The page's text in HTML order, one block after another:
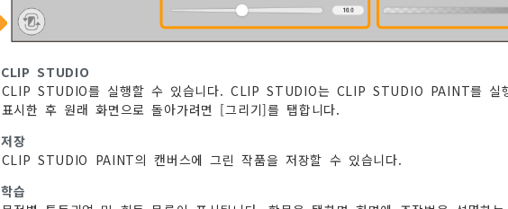
CLIP STUDIO
CLIP STUDIO를 실행할 수 있습니다. CLIP STUDIO는 CLIP STUDIO PAINT를 실
표시한 후 원래 화면으로 돌아가려면 [그리기]를 탭합니다.
저장
CLIP STUDIO PAINT의 캔버스에 그린 작품을 저장할 수 있습니다.
학습